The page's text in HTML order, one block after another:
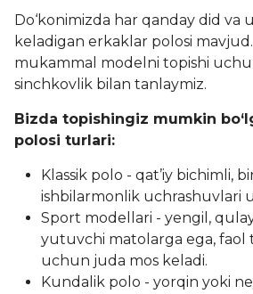
Do‘konimizda har qanday did va
keladigan erkaklar polosi
mukammal modelni topishi
sinchkovlik bilan tanlaymiz.
Bizda topishingiz mumkin
polosi turlari:
Klassik polo - qat’iy bichimli,
ishbilarmonlik uchrashuvlari
Sport modellari - yengil,
yutuvchi matolarga ega, faol
uchun juda mos keladi.
Kundalik polo - yorqin yoki